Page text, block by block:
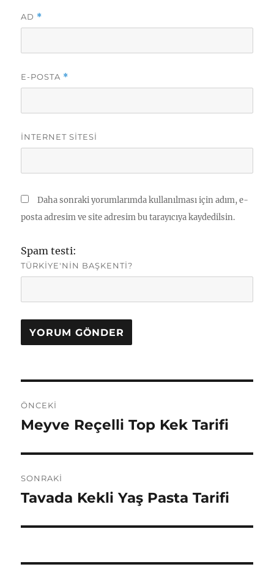
AD *
E-POSTA *
İNTERNET SITESI
Daha sonraki yorumlarımda kullanılması için adım, e-
posta adresim ve site adresim bu tarayıcıya kaydedilsin.
Spam testi:
TÜRKIYE'NIN BAŞKENTI?
gezinmesi
ÖNCEKI
Önceki
Meyve Reçelli Top Kek Tarifi
SONRAKI
Sonraki
Tavada Kekli Yaş Pasta Tarifi